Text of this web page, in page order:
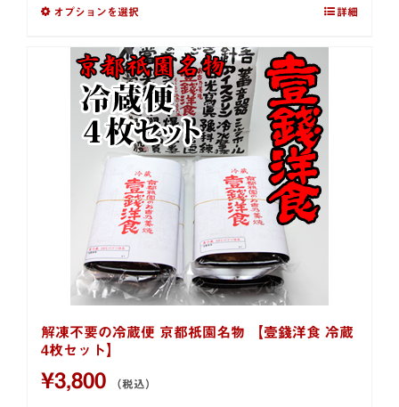
オプションを選択 詳細
解凍不要の冷蔵便 京都祇園名物 【壹錢洋食 冷蔵
4枚セット】
¥3,800 （税込）